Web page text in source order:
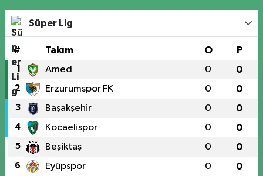
Süper Lig
# Takım O P
1 Amed 0 0
2 Erzurumspor FK 0 0
3 Başakşehir 0 0
4 Kocaelispor 0 0
5 Beşiktaş 0 0
6 Eyüpspor 0 0